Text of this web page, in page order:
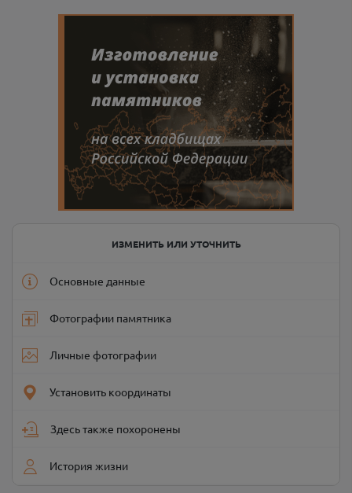
ИЗМЕНИТЬ ИЛИ УТОЧНИТЬ
Основные данные
Фотографии памятника
Личные фотографии
Установить координаты
Здесь также похоронены
История жизни